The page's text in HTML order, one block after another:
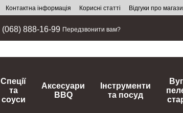
Контактна інформація Корисні статті Відгуки про
(068) 888-16-99 Передзвонити вам?
Спеції
та
соуси
Аксесуари
BBQ
Інструменти
та посуд